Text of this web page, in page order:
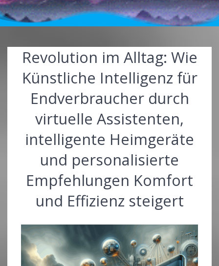
Revolution im Alltag: Wie
Künstliche Intelligenz für
Endverbraucher durch
virtuelle Assistenten,
intelligente Heimgeräte
und personalisierte
Empfehlungen Komfort
und Effizienz steigert